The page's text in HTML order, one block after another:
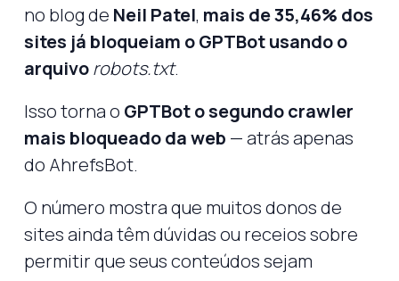
no blog de Neil Patel, mais de 35,46% dos
sites já bloqueiam o GPTBot usando o
arquivorobots.txt.
Isso torna o GPTBot o segundo crawler
mais bloqueado da web — atrás apenas
do AhrefsBot.
O número mostra que muitos donos de
sites ainda têm dúvidas ou receios sobre
permitir que seus conteúdos sejam